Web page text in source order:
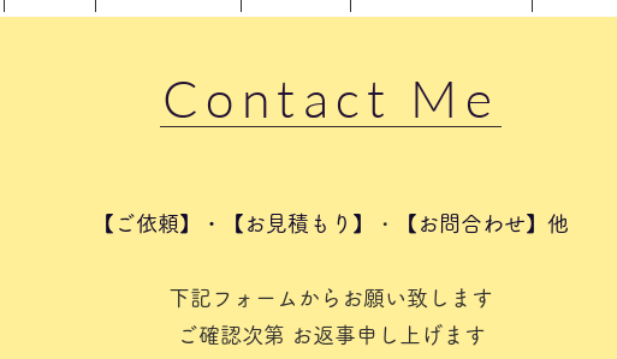
Contact Me
【ご依頼】・【お見積もり】 ・ 【お問合わせ】他
下記フォームからお願い致します
ご確認次第 お返事申し上げます